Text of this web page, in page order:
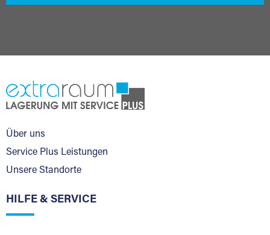
Über uns
Service Plus Leistungen
Unsere Standorte
HILFE & SERVICE